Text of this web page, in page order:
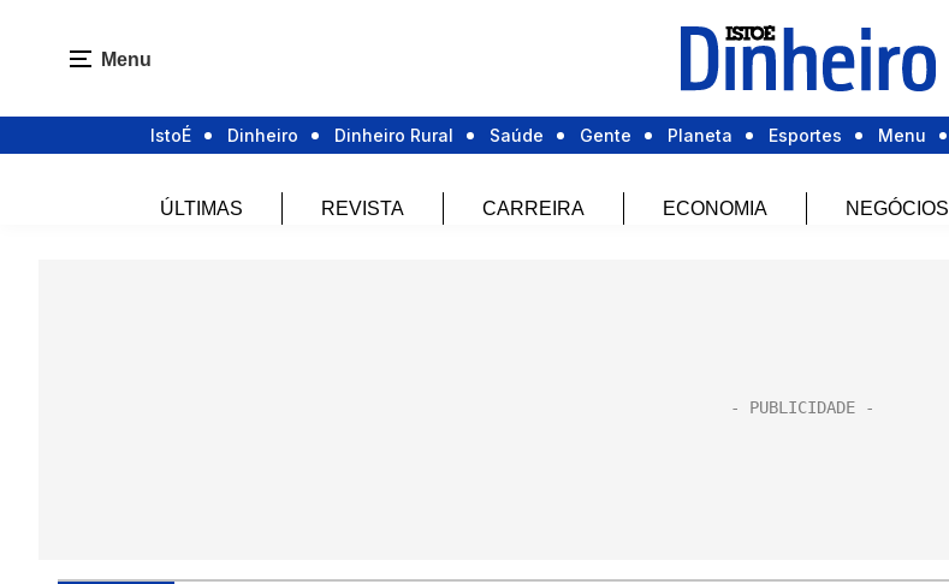
Menu
IstoÉ Dinheiro Dinheiro Rural Saúde Gente Planeta Esportes Menu
ÚLTIMAS REVISTA CARREIRA ECONOMIA NEGÓCIOS